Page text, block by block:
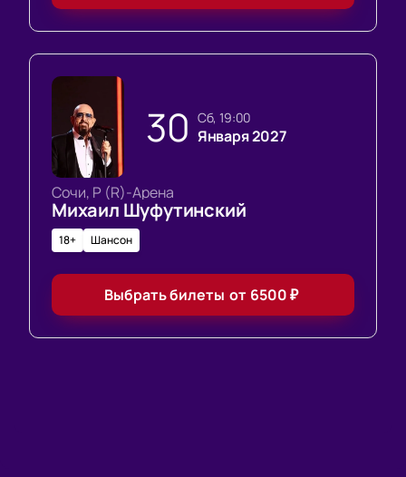
30 сб, 19:00
Января 2027
Сочи, Р (R)-Арена
Михаил Шуфутинский
18+ Шансон
Выбрать билеты от 6500₽